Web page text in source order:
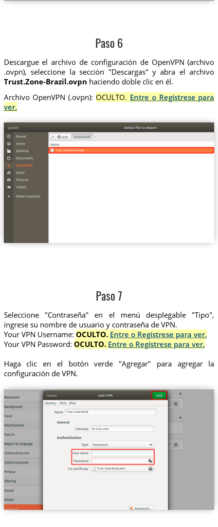
Paso 6
Descargue el archivo de configuración de OpenVPN (archivo
.ovpn), seleccione la sección "Descargas" y abra el archivo
Trust.Zone-Brazil.ovpn haciendo doble clic en él.
Archivo OpenVPN (.ovpn): OCULTO. Entre o Regístrese para
ver.
Trust.Zone-Brazil.ovpn
Paso 7
Seleccione "Contraseña" en el menú desplegable "Tipo",
ingrese su nombre de usuario y contraseña de VPN.
Your VPN Username: OCULTO. Entre o Regístrese para ver.
Your VPN Password: OCULTO. Entre o Regístrese para ver.
Haga clic en el botón verde "Agregar" para agregar la
configuración de VPN.
Trust.Zone-Brazil
br.trust.zone
Trust.Zone-Brazil.pem